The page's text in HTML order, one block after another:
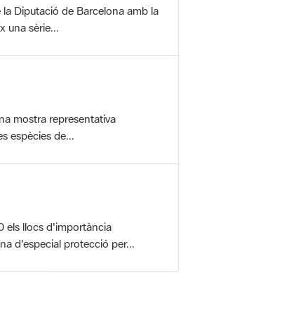
Diputació de Barcelona amb la
una sèrie...
mostra representativa
espècies de...
els llocs d'importància
d'especial protecció per...